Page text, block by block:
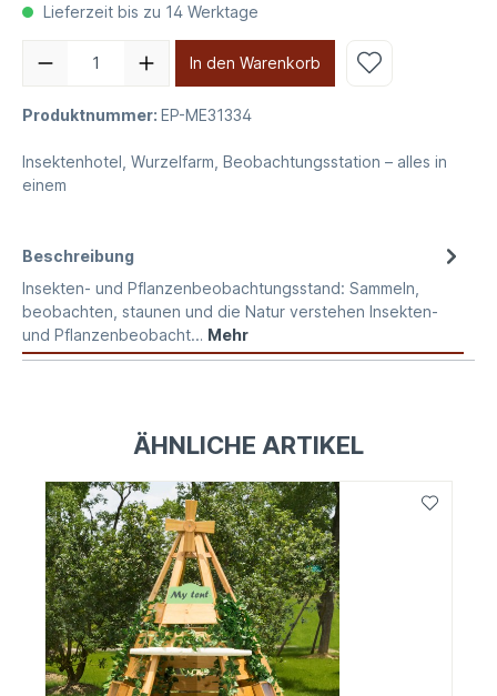
Lieferzeit bis zu 14 Werktage
In den Warenkorb
Produktnummer: EP-ME31334
Insektenhotel, Wurzelfarm, Beobachtungsstation – alles in
einem
Beschreibung
Insekten- und Pflanzenbeobachtungsstand: Sammeln,
beobachten, staunen und die Natur verstehen Insekten-
und Pflanzenbeobacht… Mehr
ÄHNLICHE ARTIKEL